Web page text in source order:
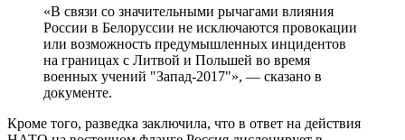
«В связи со значительными рычагами влияния
России в Белоруссии не исключаются провокации
или возможность предумышленных инцидентов
на границах с Литвой и Польшей во время
военных учений "Запад-2017"», — сказано в
документе.
Кроме того, разведка заключила, что в ответ на действия